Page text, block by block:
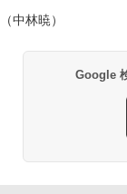
（中林暁）
Google